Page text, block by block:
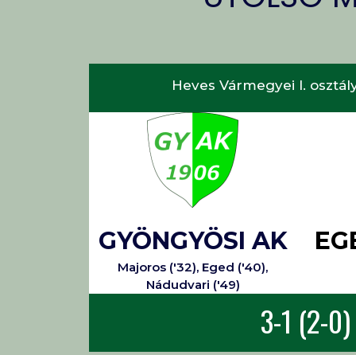
Heves Vármegyei I.
GYÖNGYÖSI AK
Majoros ('32), Eged ('40),
Nádudvari ('49)
3-1 (2-0)